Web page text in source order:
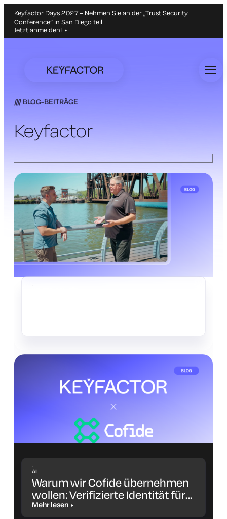
Keyfactor Days 2027 – Nehmen Sie an der „Trust Security
Conference“ in San Diego teil
Jetzt anmelden!
springen
BLOG-BEITRÄGE
Keyfactor
AI
Warum wir Cofide übernehmen
wollen: Verifizierte Identität für
Workloads und KI-Agenten
Mehr lesen